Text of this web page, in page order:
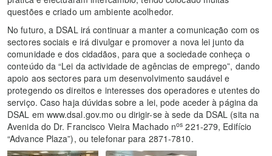
questões e criado um ambiente acolhedor.
No futuro, a DSAL irá continuar a manter a comunicação com os
sectores sociais e irá divulgar e promover a nova lei junto da
comunidade e dos cidadãos, para que a sociedade conheça o
conteúdo da “Lei da actividade de agências de emprego”, dando
apoio aos sectores para um desenvolvimento saudável e
protegendo os direitos e interesses dos operadores e utentes do
serviço. Caso haja dúvidas sobre a lei, pode aceder à página da
DSAL em www.dsal.gov.mo ou dirigir-se à sede da DSAL (sita na
Avenida do Dr. Francisco Vieira Machado nos 221-279, Edifício
“Advance Plaza”), ou telefonar para 2871-7810.